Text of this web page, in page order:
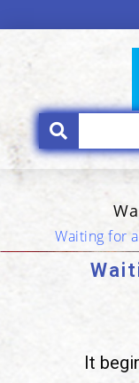
Waiting for
It